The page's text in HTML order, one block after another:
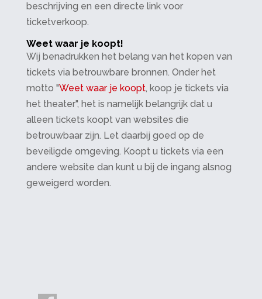
beschrijving en een directe link voor
ticketverkoop.
Weet waar je koopt!
Wij benadrukken het belang van het kopen van
tickets via betrouwbare bronnen. Onder het
motto "Weet waar je koopt, koop je tickets via
het theater", het is namelijk belangrijk dat u
alleen tickets koopt van websites die
betrouwbaar zijn. Let daarbij goed op de
beveiligde omgeving. Koopt u tickets via een
andere website dan kunt u bij de ingang alsnog
geweigerd worden.